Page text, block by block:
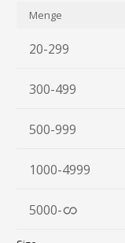
Menge
20-299
300-499
500-999
1000-4999
5000-